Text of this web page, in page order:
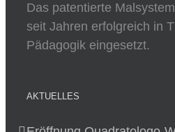
Das patentierte
seit Jahren erfolgreich in
Pädagogik eingesetzt.
AKTUELLES